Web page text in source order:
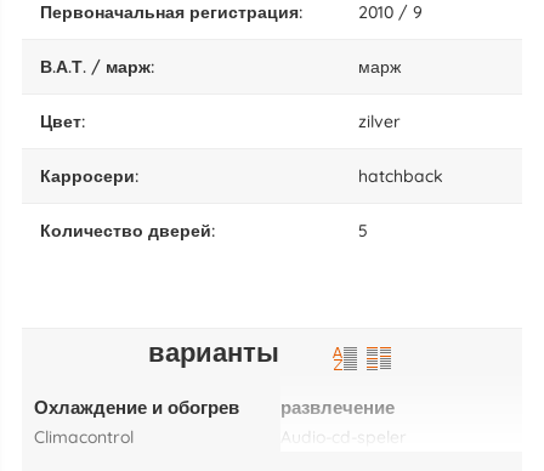
Первоначальная регистрация: 2010 / 9
В.А.Т. / марж: марж
цвет: zilver
карросери: hatchback
количество дверей: 5
варианты
Охлаждение и обогрев
climacontrol
развлечение
audio-cd-speler